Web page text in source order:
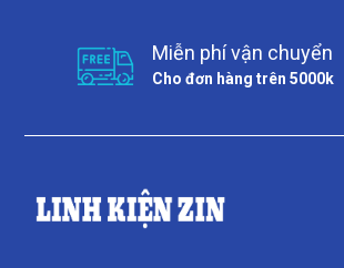
Miễn phí vận chuyển
Cho đơn hàng trên 5000k